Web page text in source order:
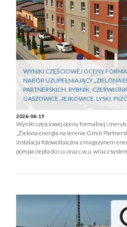
WYNIKI CZĘŚCIOWEJ OCENY
NABÓR UZUPEŁNIAJĄCY „ZIELONA
PARTNERSKICH: RYBNIK,
GASZOWICE, JEJKOWICE, LYSKI,
2026-06-19
Wyniki częściowej oceny formalnej i
„Zielona energia na terenie Gmin
instalacja fotowoltaiczna z magazynem
pompa ciepła do c.o. oraz c.w.u. wraz z